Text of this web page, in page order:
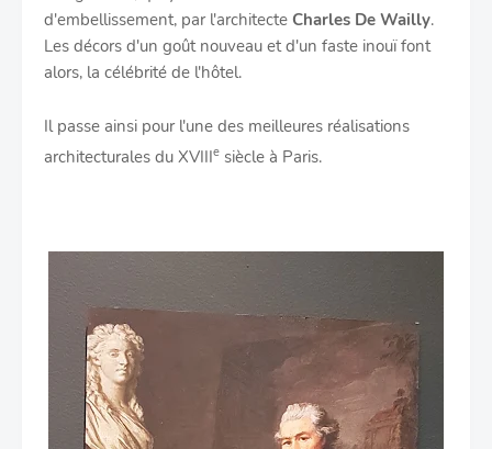
d'embellissement, par l'architecte Charles De Wailly.
Les décors d'un goût nouveau et d'un faste inouï font
alors, la célébrité de l'hôtel.
Il passe ainsi pour l'une des meilleures réalisations
architecturales du XVIIIe siècle à Paris.